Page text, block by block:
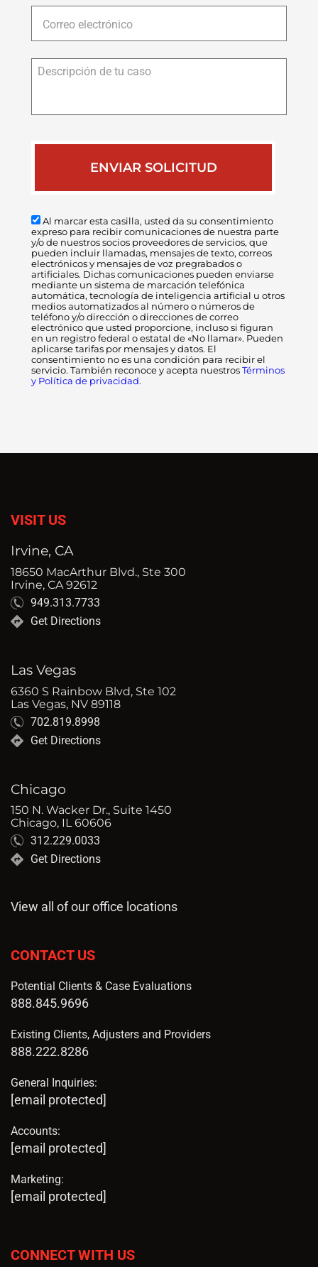
Correo
electrónico *
Descripción
Al marcar esta casilla, usted da su consentimiento
expreso para recibir comunicaciones de nuestra parte
y/o de nuestros socios proveedores de servicios, que
pueden incluir llamadas, mensajes de texto, correos
electrónicos y mensajes de voz pregrabados o
artificiales. Dichas comunicaciones pueden enviarse
mediante un sistema de marcación telefónica
automática, tecnología de inteligencia artificial u otros
medios automatizados al número o números de
teléfono y/o dirección o direcciones de correo
electrónico que usted proporcione, incluso si figuran
en un registro federal o estatal de «No llamar». Pueden
aplicarse tarifas por mensajes y datos. El
consentimiento no es una condición para recibir el
servicio. También reconoce y acepta nuestros Términos
y Política de privacidad.
VISIT US
Irvine, CA
18650 MacArthur Blvd., Ste 300
Irvine, CA 92612
949.313.7733
Get Directions
Las Vegas
6360 S Rainbow Blvd, Ste 102
Las Vegas, NV 89118
702.819.8998
Get Directions
Chicago
150 N. Wacker Dr., Suite 1450
Chicago, IL 60606
312.229.0033
Get Directions
View all of our office locations
CONTACT US
Potential Clients & Case Evaluations
888.845.9696
Existing Clients, Adjusters and Providers
888.222.8286
General Inquiries:
[email protected]
Accounts:
[email protected]
Marketing:
[email protected]
CONNECT WITH US